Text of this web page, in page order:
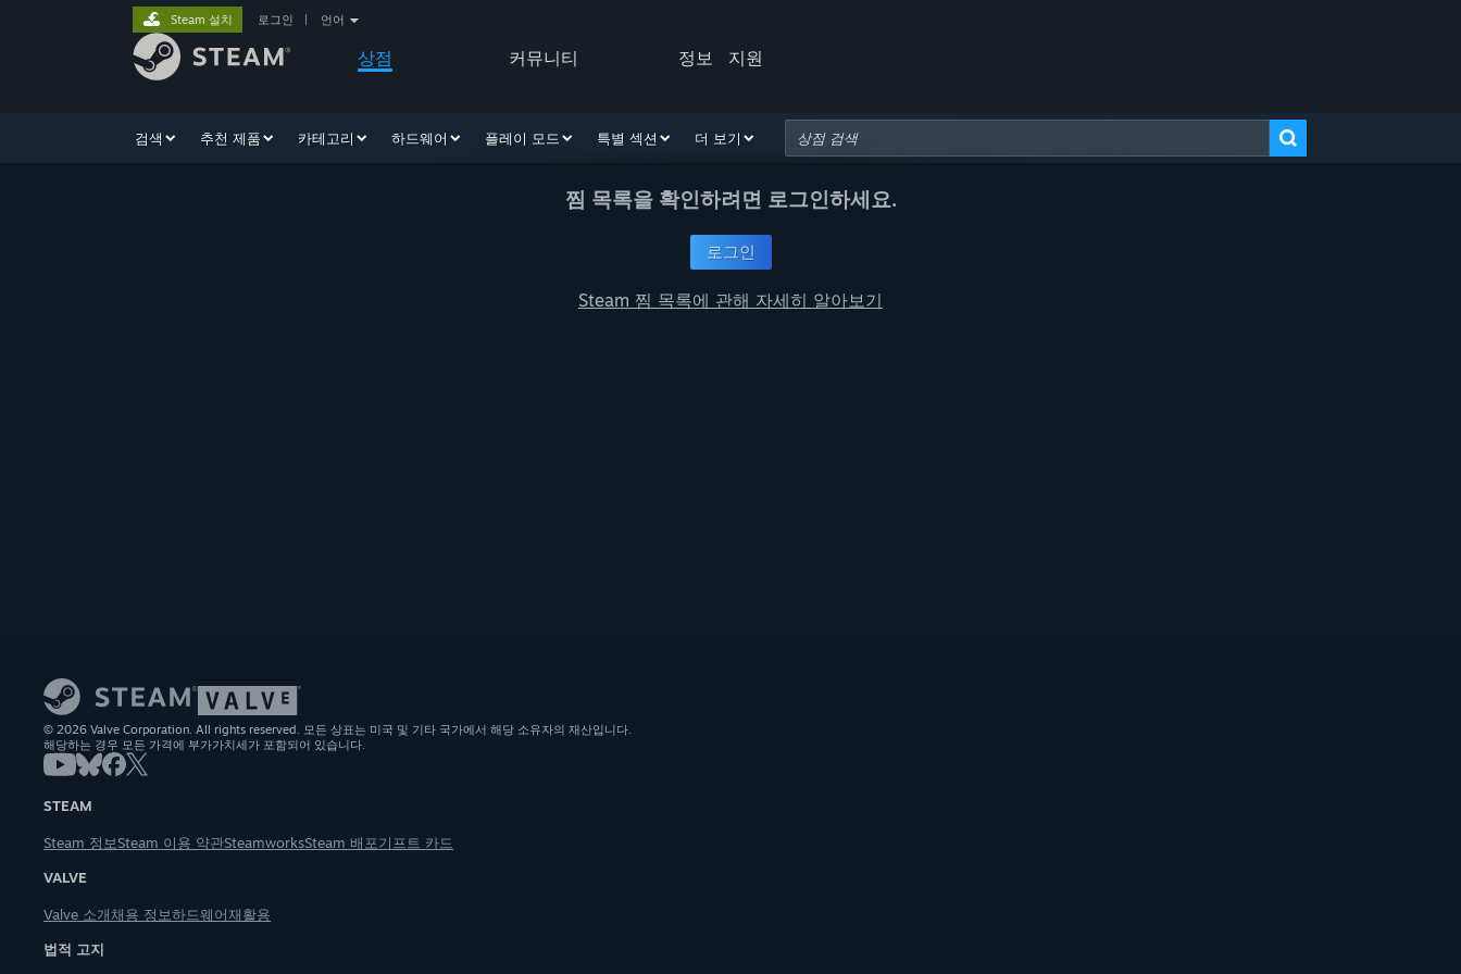
상점 커뮤니티 정보 지원
Steam 설치 로그인 언어
검색 추천 제품 카테고리 하드웨어 플레이 모드 특별 섹션 더 보기
찜 목록을 확인하려면 로그인하세요.
로그인
Steam 찜 목록에 관해 자세히 알아보기
© 2026 Valve Corporation. All rights reserved. 모든 상표는 미국 및 기타 국가에서 해당 소유자의 재산입니다.
해당하는 경우 모든 가격에 부가가치세가 포함되어 있습니다.
STEAM
Steam 정보Steam 이용 약관SteamworksSteam 배포기프트 카드
VALVE
Valve 소개채용 정보하드웨어재활용
법적 고지